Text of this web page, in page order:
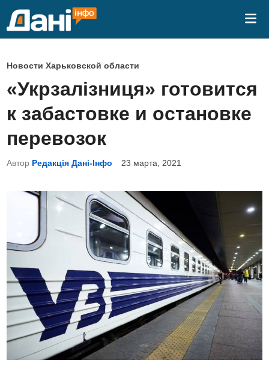
О
у
б
л
и
к
о
в
Новости Харьковской области
«Укрзалізниця» готовится
к забастовке и остановке
перевозок
Автор Редакція Дані-Інфо 23 марта, 2021